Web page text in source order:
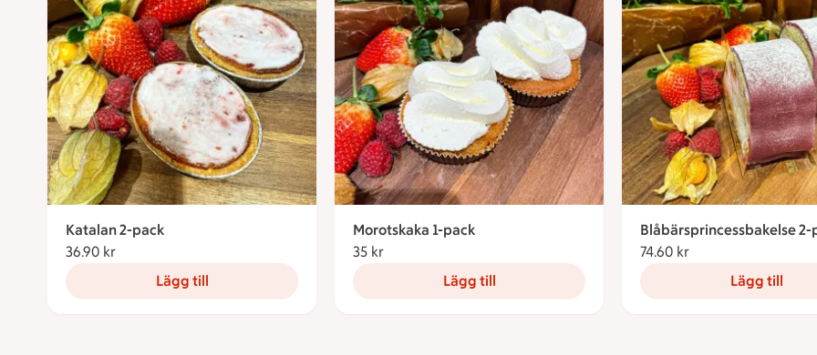
Katalan 2-pack
36.90 kr
Lägg till
Morotskaka 1-pack
35 kr
Lägg till
Blåbärsprincessbakelse 2-
74.60 kr
Lägg till